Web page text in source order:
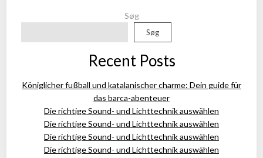
Søg
Søg
Recent Posts
Königlicher fußball und katalanischer charme: Dein guide für
das barca-abenteuer
Die richtige Sound- und Lichttechnik auswählen
Die richtige Sound- und Lichttechnik auswählen
Die richtige Sound- und Lichttechnik auswählen
Die richtige Sound- und Lichttechnik auswählen